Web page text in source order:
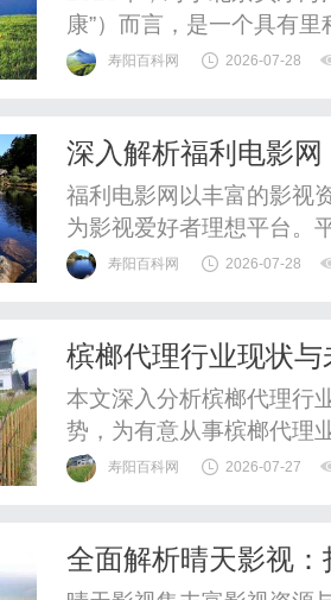
康”）而言，是一个具有
质研究的企业，正进入纳
装功能酵素饮品。这家公
寿阳百科网 2026-07-28
深入解析福利电影
福利电影网以丰富的影视
为影视爱好者理想平台。
传播和共享。
寿阳百科网 2026-07-28
槟榔代理行业现状
本文深入分析槟榔代理行
势，为有意从事槟榔代理
寿阳百科网 2026-07-27
全面解析晴天影视